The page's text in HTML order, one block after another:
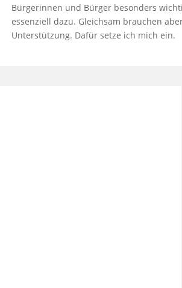
Bürgerinnen und Bürger besonders
essenziell dazu. Gleichsam brauchen
Unterstützung. Dafür setze ich mich ein.